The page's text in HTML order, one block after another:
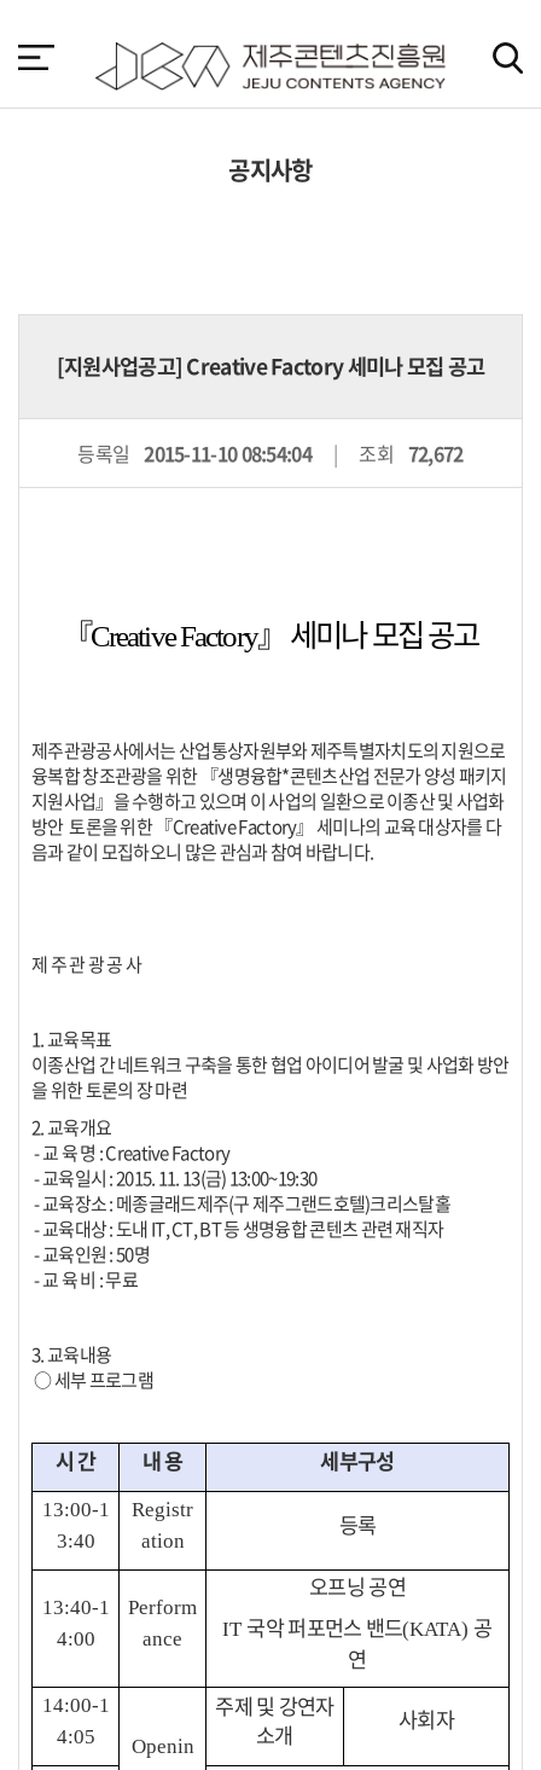
바
가
공지사항
[지원사업공고] Creative Factory 세미나 모집 공고
등록일 2015-11-10 08:54:04 조회 72,672
『Creative Factory』 세미나 모집 공고
제주관광공사에서는 산업통상자원부와 제주특별자치도의 지원으로
융복합 창조관광을 위한 『생명융합*콘텐츠산업 전문가 양성 패키지
지원사업』을 수행하고 있으며 이 사업의 일환으로 이종산 및 사업화
방안 토론을 위한 『Creative Factory』 세미나의 교육 대상자를 다
음과 같이 모집하오니 많은 관심과 참여 바랍니다.
제 주 관 광 공 사
1. 교육목표
이종산업 간 네트워크 구축을 통한 협업 아이디어 발굴 및 사업화 방안
을 위한 토론의 장 마련
2. 교육개요
- 교 육 명 : Creative Factory
- 교육일시 : 2015. 11. 13(금) 13:00~19:30
- 교육장소 : 메종글래드제주(구 제주그랜드호텔)크리스탈홀
- 교육대상 : 도내 IT, CT, BT 등 생명융합 콘텐츠 관련 재직자
- 교육인원 : 50명
- 교 육 비 : 무료
3. 교육내용
○ 세부 프로그램
시 간 내 용 세부구성
13:00-1
3:40
Registr
ation
등록
13:40-1
4:00
Perform
ance
오프닝 공연
IT 국악 퍼포먼스 밴드(KATA) 공
연
14:00-1
4:05
Openin
주제 및 강연자
소개
사회자